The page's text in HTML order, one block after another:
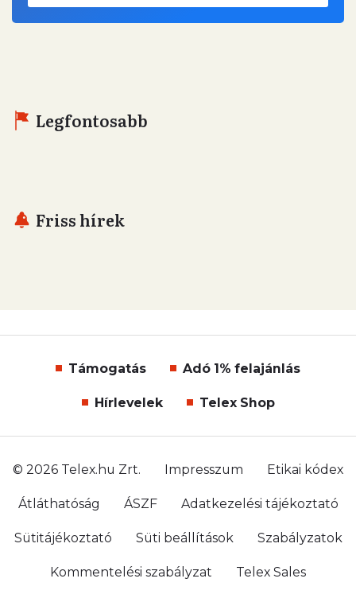
Legfontosabb
Friss hírek
Támogatás Adó 1% felajánlás
Hírlevelek Telex Shop
© 2026 Telex.hu Zrt. Impresszum Etikai kódex
Átláthatóság ÁSZF Adatkezelési tájékoztató
Sütitájékoztató Süti beállítások Szabályzatok
Kommentelési szabályzat Telex Sales